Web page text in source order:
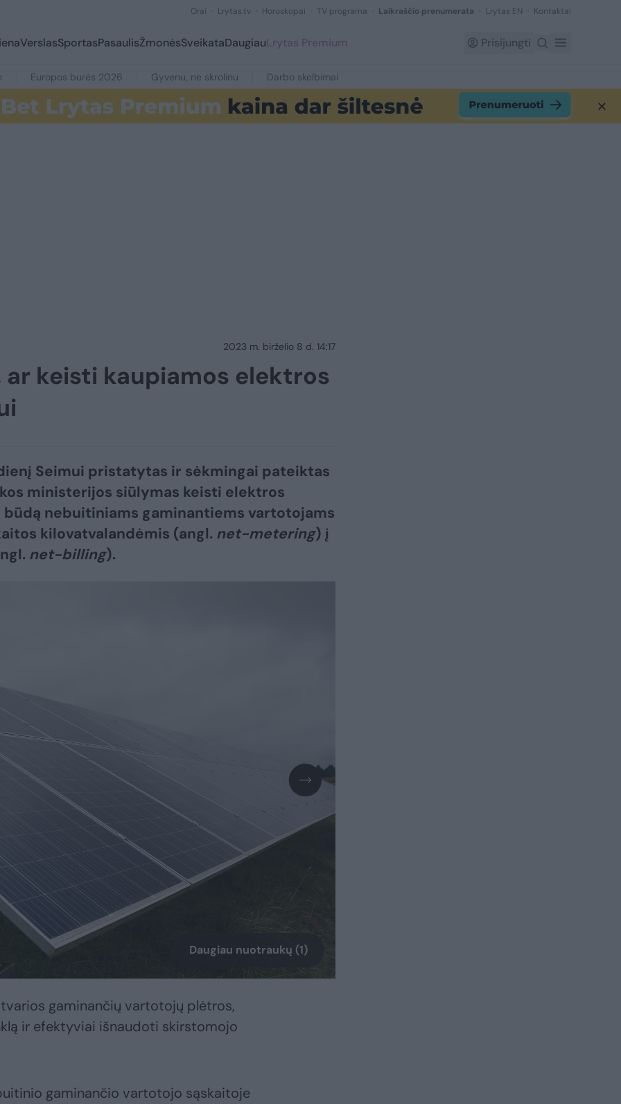
Orai Lrytas.tv Horoskopai TV programa Laikraščio prenumerata Lrytas EN Kontaktai
VerslasSportasPasaulisŽmonėsSveikataDaugiauLrytas Premium Prisijungti
Europos burės 2026 Gyvenu, ne skrolinu Darbo skelbimai
2023 m. birželio 8 d. 14:17
keisti kaupiamos elektros
Seimui pristatytas ir sėkmingai pateiktas
ministerijos siūlymas keisti elektros
būdą nebuitiniams gaminantiems vartotojams
kilovatvalandėmis (angl. net-metering) į
net-billing).
Daugiau nuotraukų (1)
gaminančių vartotojų plėtros,
ir efektyviai išnaudoti skirstomojo
gaminančio vartotojo sąskaitoje